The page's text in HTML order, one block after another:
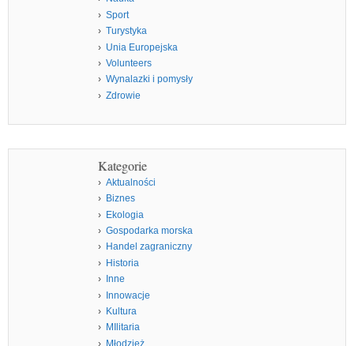
Sport
Turystyka
Unia Europejska
Volunteers
Wynalazki i pomysły
Zdrowie
Kategorie
Aktualności
Biznes
Ekologia
Gospodarka morska
Handel zagraniczny
Historia
Inne
Innowacje
Kultura
MIlitaria
Młodzież